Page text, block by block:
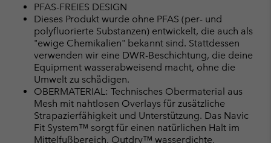
PFAS-FREIES DESIGN
Dieses Produkt wurde ohne PFAS (per- und
polyfluorierte Substanzen) entwickelt, die auch als
"ewige Chemikalien" bekannt sind. Stattdessen
verwenden wir eine DWR-Beschichtung, die deine
Equipment wasserabweisend macht, ohne die
Umwelt zu schädigen.
OBERMATERIAL: Technisches Obermaterial aus
Mesh mit nahtlosen Overlays für zusätzliche
Strapazierfähigkeit und Unterstützung. Das Navic
Fit System™ sorgt für einen natürlichen Halt im
Mittelfußbereich. Outdry™ wasserdichte,